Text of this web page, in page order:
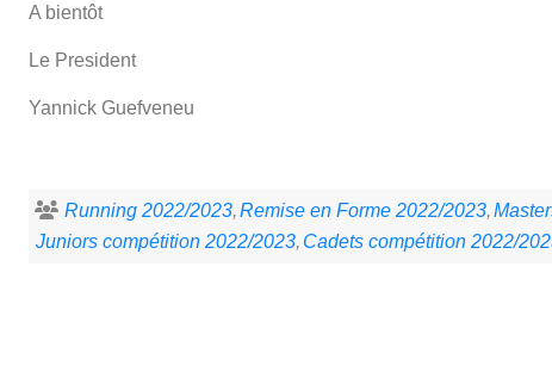
A bientôt
Le President
Yannick Guefveneu
Running 2022/2023 Remise en Forme 2022/2023
Juniors compétition 2022/2023 Cadets compétition 2022/